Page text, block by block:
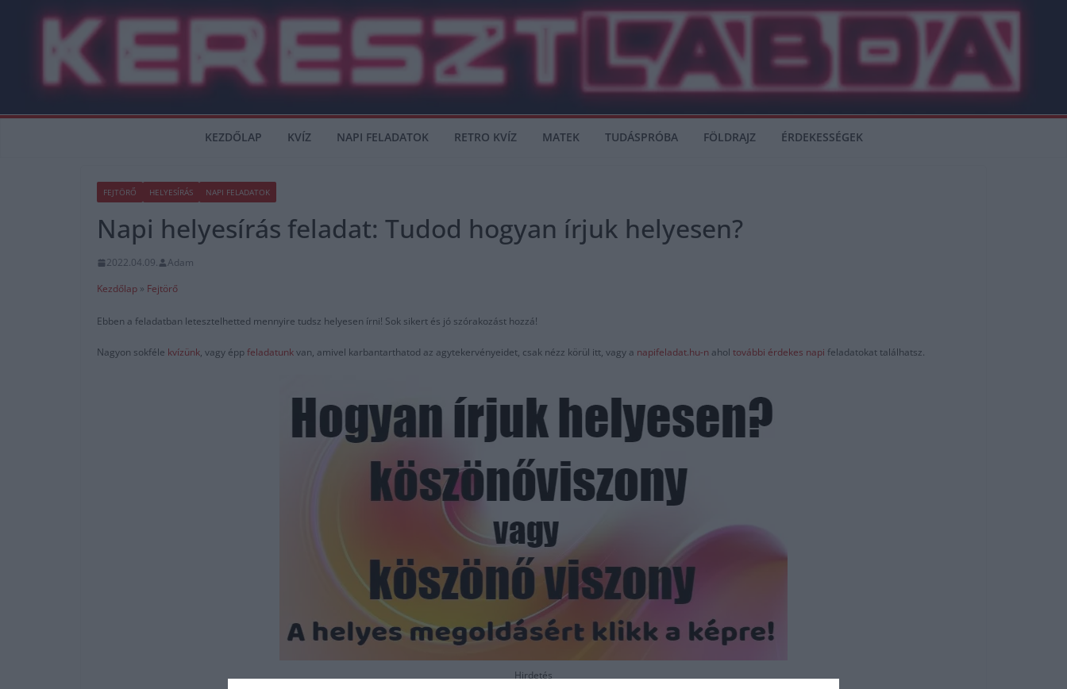
KEZDŐLAP KVÍZ NAPI FELADATOK RETRO KVÍZ MATEK TUDÁSPRÓBA FÖLDRAJZ ÉRDEKESSÉGEK
FEJTÖRŐ HELYESÍRÁS NAPI FELADATOK
Napi helyesírás feladat: Tudod hogyan írjuk helyesen?
2022.04.09.
Adam
Kezdőlap » Fejtörő
Ebben a feladatban letesztelhetted mennyire tudsz helyesen írni! Sok sikert és jó szórakozást hozzá!
Nagyon sokféle kvízünk, vagy éppfeladatunkvan, amivel karbantarthatod az agytekervényeidet, csak nézz körül itt, vagy a napifeladat.hu-n ahol további érdekes napi feladatokat találhatsz.
Hirdetés